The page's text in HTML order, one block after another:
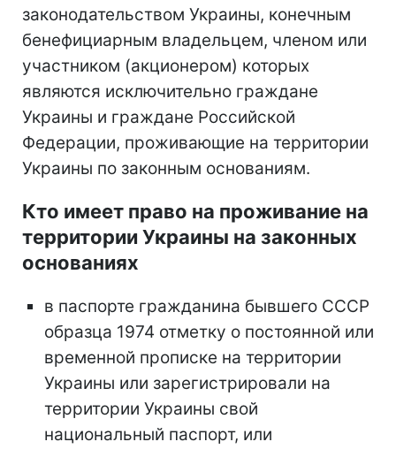
законодательством Украины, конечным
бенефициарным владельцем, членом или
участником (акционером) которых
являются исключительно граждане
Украины и граждане Российской
Федерации, проживающие на территории
Украины по законным основаниям.
Кто имеет право на проживание на
территории Украины на законных
основаниях
в паспорте гражданина бывшего СССР
образца 1974 отметку о постоянной или
временной прописке на территории
Украины или зарегистрировали на
территории Украины свой
национальный паспорт, или